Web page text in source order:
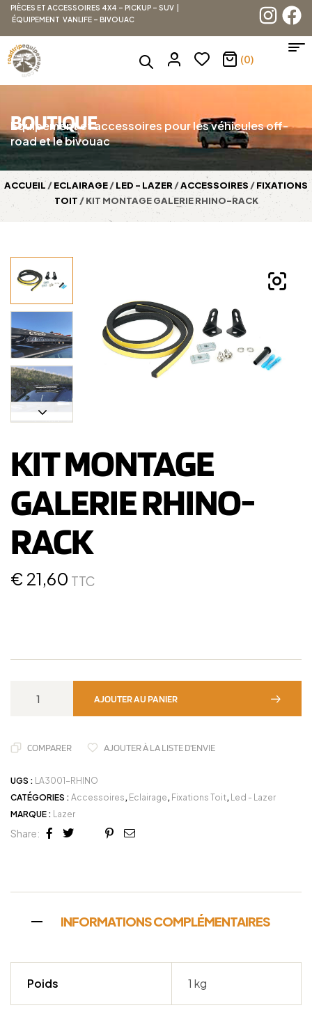
PIÈCES ET ACCESSOIRES 4X4 – PICKUP – SUV |
ÉQUIPEMENT VANLIFE – BIVOUAC
(0)
BOUTIQUE
Équipement et accessoires pour les véhicules off-
road et le bivouac
ACCUEIL/ECLAIRAGE/LED - LAZER /ACCESSOIRES /FIXATIONS
TOIT / KIT MONTAGE GALERIE RHINO-RACK
KIT MONTAGE
GALERIE RHINO-
RACK
€ 21,60 TTC
AJOUTER AU PANIER
COMPARER AJOUTER À LA LISTE D'ENVIE
UGS : LA3001-RHINO
CATÉGORIES : Accessoires, Eclairage, Fixations Toit, Led - Lazer
MARQUE : Lazer
Share:
FacebookLinkedin
Google+
INFORMATIONS COMPLÉMENTAIRES
Poids 1 kg